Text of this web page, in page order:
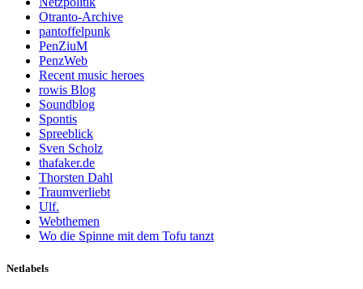
Otranto-Archive
pantoffelpunk
PenZiuM
PenzWeb
Recent music heroes
rowis Blog
Soundblog
Spontis
Spreeblick
Sven Scholz
thafaker.de
Thorsten Dahl
Traumverliebt
Ulf.
Webthemen
Wo die Spinne mit dem Tofu tanzt
Netlabels